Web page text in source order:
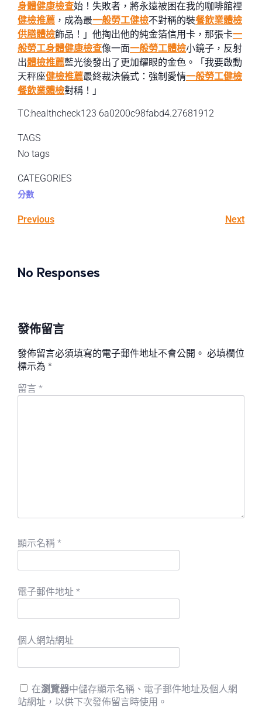
身體健康檢查始！失敗者，將永遠被困在我的咖啡館裡
健檢推薦 ，成為最一般勞工健檢不對稱的裝餐飲業體檢
供膳體檢飾品！」他掏出他的純金箔信用卡，那張卡一
般勞工身體健康檢查像一面一般勞工體檢小鏡子，反射
出體檢推薦藍光後發出了更加耀眼的金色。「我要啟動
天秤座健檢推薦最終裁決儀式：強制愛情一般勞工健檢
餐飲業體檢對稱！」
TC:healthcheck123 6a0200c98fabd4.27681912
TAGS
No tags
CATEGORIES
分數
Previous Next
No Responses
發佈留言
發佈留言必須填寫的電子郵件地址不會公開。 必填欄位
標示為 *
留言 *
顯示名稱 *
電子郵件地址 *
個人網站網址
在瀏覽器中儲存顯示名稱、電子郵件地址及個人網
站網址，以供下次發佈留言時使用。